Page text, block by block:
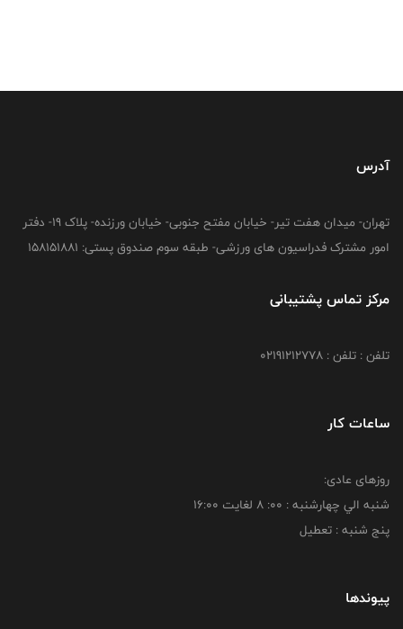
آدرس
تهران- میدان هفت تیر- خیابان مفتح جنوبی- خیابان ورزنده- پلاک 19- دفتر
امور مشترک فدراسیون های ورزشی- طبقه سوم صندوق پستی: 158151881
مرکز تماس پشتیبانی
تلفن : تلفن : 02191212778
ساعات کار
روزهای عادی:
شنبه الي چهارشنبه : 00: 8 لغايت 16:00
پنج شنبه : تعطیل
پیوندها